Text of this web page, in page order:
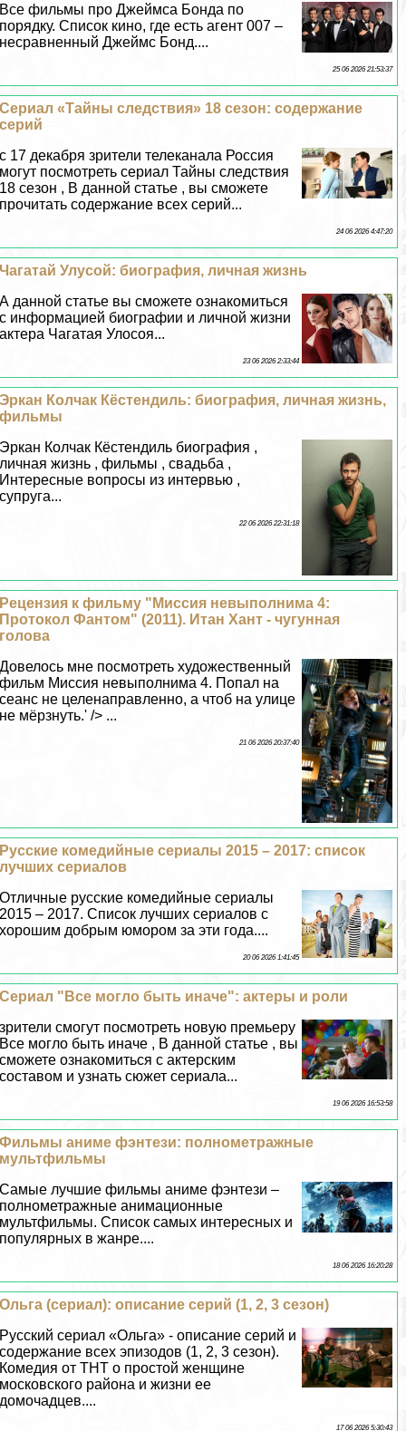
Все фильмы про Джеймса Бонда по
порядку. Список кино, где есть агент 007 –
несравненный Джеймс Бонд....
25 06 2026 21:53:37
Сериал «Тайны следствия» 18 сезон: содержание
серий
с 17 декабря зрители телеканала Россия
могут посмотреть сериал Тайны следствия
18 сезон , В данной статье , вы сможете
прочитать содержание всех серий...
24 06 2026 4:47:20
Чагатай Улусой: биография, личная жизнь
А данной статье вы сможете ознакомиться
с информацией биографии и личной жизни
актера Чагатая Улосоя...
23 06 2026 2:33:44
Эркан Колчак Кёстендиль: биография, личная жизнь,
фильмы
Эркан Колчак Кёстендиль биография ,
личная жизнь , фильмы , свадьба ,
Интересные вопросы из интервью ,
супруга...
22 06 2026 22:31:18
Рецензия к фильму "Миссия невыполнима 4:
Протокол Фантом" (2011). Итан Хант - чугунная
голова
Довелось мне посмотреть художественный
фильм Миссия невыполнима 4. Попал на
сеанс не целенаправленно, а чтоб на улице
не мёрзнуть.' /> ...
21 06 2026 20:37:40
Русские комедийные сериалы 2015 – 2017: список
лучших сериалов
Отличные русские комедийные сериалы
2015 – 2017. Список лучших сериалов с
хорошим добрым юмором за эти года....
20 06 2026 1:41:45
Сериал "Все могло быть иначе": актеры и роли
зрители смогут посмотреть новую премьеру
Все могло быть иначе , В данной статье , вы
сможете ознакомиться с актерским
составом и узнать сюжет сериала...
19 06 2026 16:53:58
Фильмы аниме фэнтези: полнометражные
мультфильмы
Самые лучшие фильмы аниме фэнтези –
полнометражные анимационные
мультфильмы. Список самых интересных и
популярных в жанре....
18 06 2026 16:20:28
Ольга (сериал): описание серий (1, 2, 3 сезон)
Русский сериал «Ольга» - описание серий и
содержание всех эпизодов (1, 2, 3 сезон).
Комедия от ТНТ о простой женщине
московского района и жизни ее
домочадцев....
17 06 2026 5:30:43